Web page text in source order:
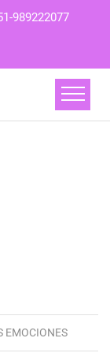
989222077
EMOCIONES